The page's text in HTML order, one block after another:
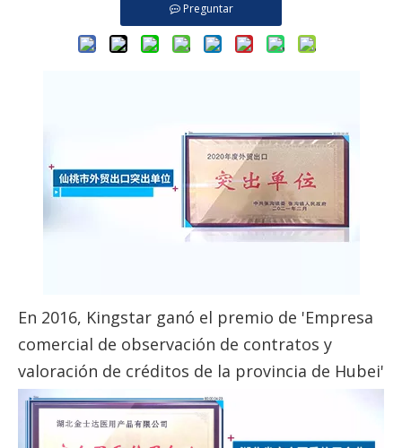
Preguntar
En 2016, Kingstar ganó el premio de 'Empresa
comercial de observación de contratos y
valoración de créditos de la provincia de Hubei'